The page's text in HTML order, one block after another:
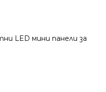
LED мини панели за